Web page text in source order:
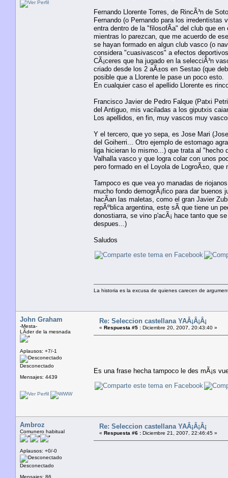
Fernando Llorente Torres, de RincÃ³n de
Fernando (o Pernando para los
entra dentro de la "filosofÃ­a" del club que
mientras lo parezcan, que me acuerdo de
se hayan formado en algun club vasco (o
considera "cuasivascos" a efectos
CÃ¡ceres que ha jugado en la selecciÃ³n
criado desde los 2 aÃ±os en Sestao (que
posible que a Llorente le pase un poco esto.
En cualquier caso el apellido Llorente es
Francisco Javier de Pedro Falque (Patxi
del Antiguo, mis vaciladas a los giputxis
Los apellidos, en fin, muy vascos muy
Y el tercero, que yo sepa, es Jose Mari
del Goiherri... Otro ejemplo de estomago
liga hicieran lo mismo...) que trata al "hecho
Valhalla vasco y que logra colar con unos
pero formado en el Loyola de LogroÃ±o, que
Tampoco es que vea yo manadas de
mucho fondo demogrÃ¡fico para dar
hacÃ­an las maletas, como el gran Javier
repÃºblica argentina, este sÃ­ que tiene un
donostiarra, se vino p'acÃ¡ hace tanto que
despues...)
Saludos
La historia es la excusa de quienes carecen de
John Graham
-Mesta-
LÃ­der de la mesnada
Aplausos: +7/-1
Desconectado
Mensajes: 4439
Re: Seleccion castellana YAÂ¡Â¡Â¡
« Respuesta #5 : Diciembre 20, 2007, 20:43:40 »
Es una frase hecha tampoco le des mÃ¡s
Ambroz
Comunero habitual
Aplausos: +0/-0
Desconectado
Mensajes: 86
Re: Seleccion castellana YAÂ¡Â¡Â¡
« Respuesta #6 : Diciembre 21, 2007, 22:46:45 »